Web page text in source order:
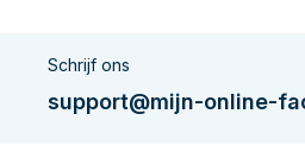
Schrijf ons
support@mijn-online-